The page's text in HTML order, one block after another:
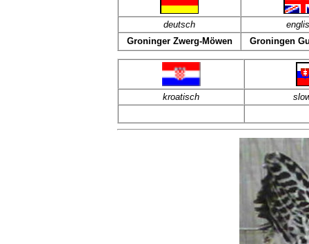
deutsch
Groninger Zwerg-Möwen
Groningen
kroatisch